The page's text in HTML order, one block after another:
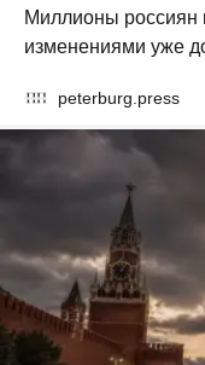
Миллионы россиян
изменениями уже
peterburg.press